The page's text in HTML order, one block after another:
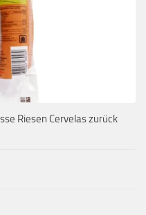
Riesen Cervelas zurück